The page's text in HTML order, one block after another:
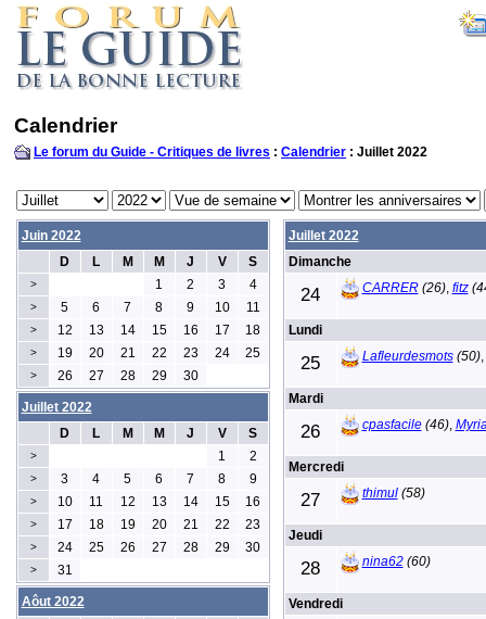
Calendrier
Le forum du Guide - Critiques de livres : Calendrier : Juillet 2022
Juin 2022
D
L M M J V S
> 1 2 3 4
> 5 6 7 8 9 10 11
> 12 13 14 15 16 17 18
> 19 20 21 22 23 24 25
> 26 27 28 29 30
Juillet 2022
Dimanche
24 CARRER(26), fitz
Lundi
25 Lafleurdesmots(50),
Mardi
26 cpasfacile(46),
Mercredi
27 thimul(58)
Jeudi
28 nina62(60)
Vendredi
Juillet 2022
D
L M M J V S
> 1 2
> 3 4 5 6 7 8 9
> 10 11 12 13 14 15 16
> 17 18 19 20 21 22 23
> 24 25 26 27 28 29 30
> 31
Aôut 2022